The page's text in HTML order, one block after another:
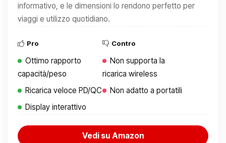
informativo, e le dimensioni lo rendono perfetto per
viaggi e utilizzo quotidiano.
Pro
Ottimo rapporto
capacità/peso
Ricarica veloce PD/QC
Display interattivo
Contro
Non supporta la
ricarica wireless
Non adatto a portatili
Vedi su Amazon